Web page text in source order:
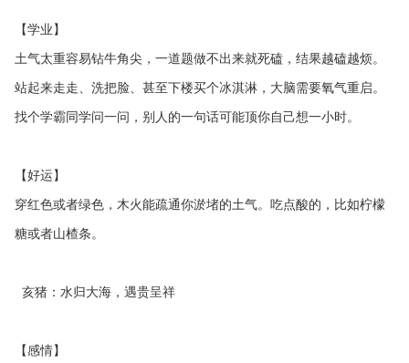
【学业】
土气太重容易钻牛角尖，一道题做不出来就死磕，结果越磕越烦。
站起来走走、洗把脸、甚至下楼买个冰淇淋，大脑需要氧气重启。
找个学霸同学问一问，别人的一句话可能顶你自己想一小时。
【好运】
穿红色或者绿色，木火能疏通你淤堵的土气。吃点酸的，比如柠檬
糖或者山楂条。
亥猪：水归大海，遇贵呈祥
【感情】